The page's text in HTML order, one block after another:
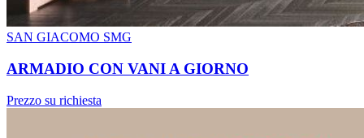
SAN GIACOMO SMG
ARMADIO CON VANI A GIORNO
Prezzo su richiesta